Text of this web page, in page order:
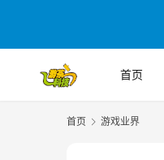
首页
首页 游戏业界